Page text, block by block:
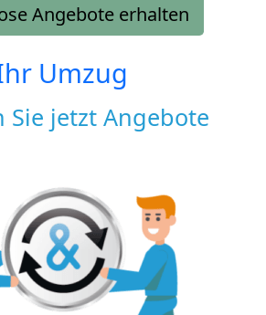
Angebote erhalten
Umzug
Sie jetzt Angebote